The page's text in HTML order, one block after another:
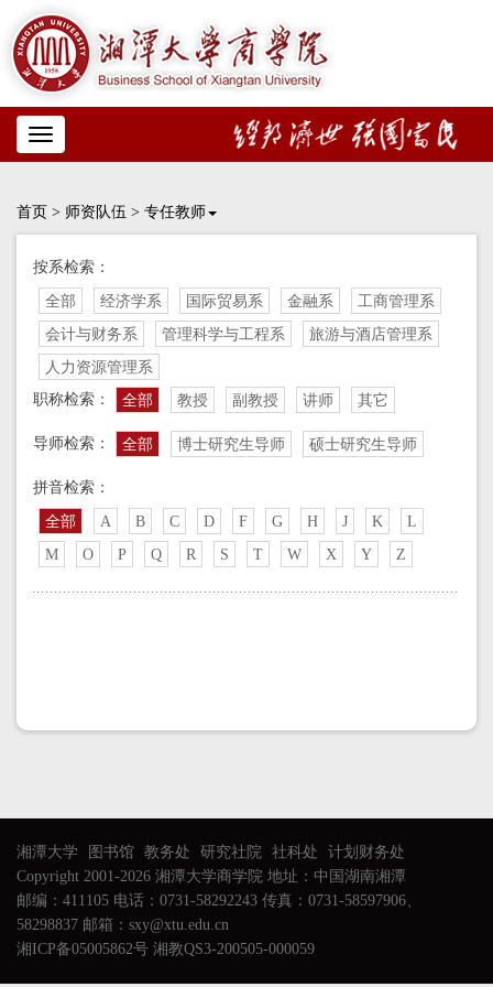
Toggle
navigation
首页 > 师资队伍 > 专任教师
按系检索：
全部 经济学系 国际贸易系 金融系
工商管理系
会计与财务系
管理科学与工程系
旅游与酒店管理系
人力资源管理系
职称检索：
全部 教授 副教授 讲师 其它
导师检索： 全部 博士研究生导师 硕士研究生导师
拼音检索：
全部 A B C D F G H J K
L
M
O P Q R S T W X Y Z
湘潭大学 图书馆 教务处 研究社院 社科处
计划财务处
Copyright 2001-2026 湘潭大学商学院 地址：中国湖南湘潭
邮编：411105 电话：0731-58292243 传真：0731-58597906、
58298837 邮箱：sxy@xtu.edu.cn
湘ICP备05005862号 湘教QS3-200505-000059